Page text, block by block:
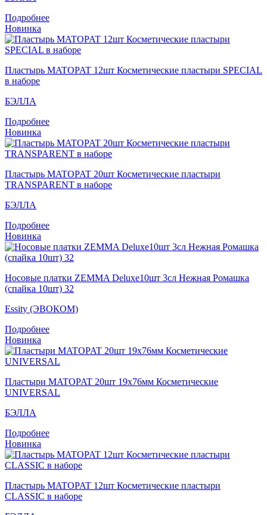
Подробнее
Новинка
Пластырь MATOPAT 12шт Косметические пластыри SPECIAL
в наборе
БЭЛЛА
Подробнее
Новинка
Пластырь MATOPAT 20шт Косметические пластыри
TRANSPARENT в наборе
БЭЛЛА
Подробнее
Новинка
Носовые платки ZEMMA Deluxe10шт 3сл Нежная Ромашка
(спайка 10шт) 32
Essity (ЭВОКОМ)
Подробнее
Новинка
Пластыри MATOPAT 20шт 19x76мм Косметические
UNIVERSAL
БЭЛЛА
Подробнее
Новинка
Пластырь MATOPAT 12шт Косметические пластыри
CLASSIC в наборе